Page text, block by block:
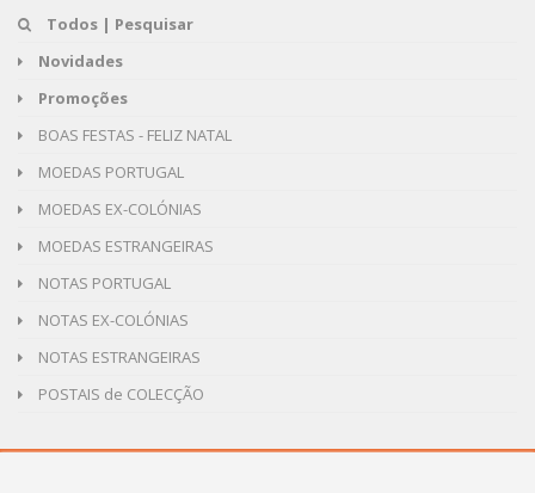
Todos | Pesquisar
Novidades
Promoções
BOAS FESTAS - FELIZ NATAL
MOEDAS PORTUGAL
MOEDAS EX-COLÓNIAS
MOEDAS ESTRANGEIRAS
NOTAS PORTUGAL
NOTAS EX-COLÓNIAS
NOTAS ESTRANGEIRAS
POSTAIS de COLECÇÃO